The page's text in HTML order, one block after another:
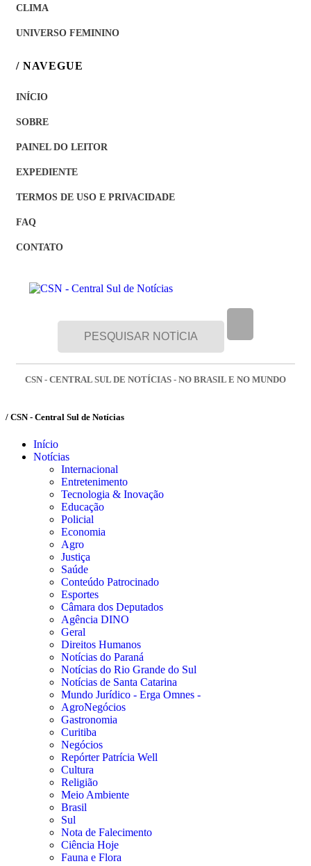
CLIMA
UNIVERSO FEMININO
/ NAVEGUE
INÍCIO
SOBRE
PAINEL DO LEITOR
EXPEDIENTE
TERMOS DE USO E PRIVACIDADE
FAQ
CONTATO
CSN - CENTRAL SUL DE NOTÍCIAS - NO BRASIL E NO MUNDO
/ CSN - Central Sul de Notícias
Início
Notícias
Internacional
Entretenimento
Tecnologia & Inovação
Educação
Policial
Economia
Agro
Justiça
Saúde
Conteúdo Patrocinado
Esportes
Câmara dos Deputados
Agência DINO
Geral
Direitos Humanos
Notícias do Paraná
Notícias do Rio Grande do Sul
Notícias de Santa Catarina
Mundo Jurídico - Erga Omnes -
AgroNegócios
Gastronomia
Curitiba
Negócios
Repórter Patrícia Well
Cultura
Religião
Meio Ambiente
Brasil
Sul
Nota de Falecimento
Ciência Hoje
Fauna e Flora